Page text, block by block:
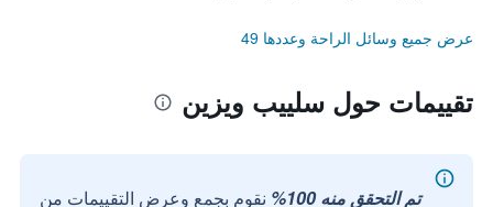
عرض جميع وسائل الراحة وعددها 49
تقييمات حول سلييب ويزين
تم التحقق منه 100% نقوم بجمع وعرض التقييمات من